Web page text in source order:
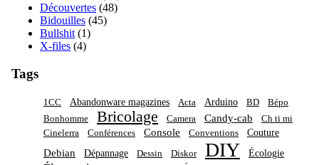
Découvertes (48)
Bidouilles (45)
Bullshit (1)
X-files (4)
Tags
1CC Abandonware magazines Acta Arduino BD
Bépo
Bonhomme
Bricolage Camera Candy-cab
Ch ti mi
Cinelerra
Conférences Console Conventions Couture
Debian Dépannage Dessin Diskor DIY Écologie